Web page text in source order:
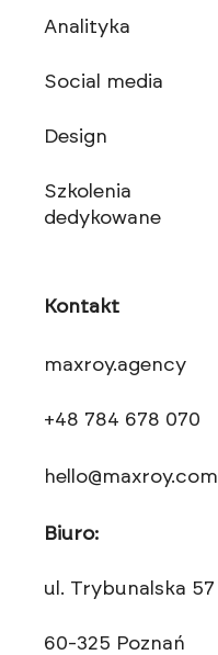
Analityka
Social media
Design
Szkolenia
dedykowane
Kontakt
maxroy.agency
+48 784 678 070
hello@maxroy.com
Biuro:
ul. Trybunalska 57
60-325 Poznań